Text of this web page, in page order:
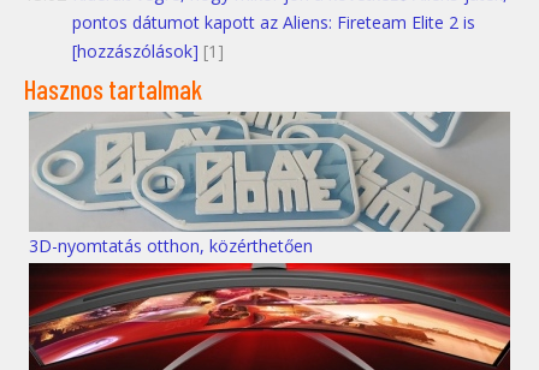
pontos dátumot kapott az Aliens: Fireteam Elite 2 is
[hozzászólások] [1]
Hasznos tartalmak
3D-nyomtatás otthon, közérthetően